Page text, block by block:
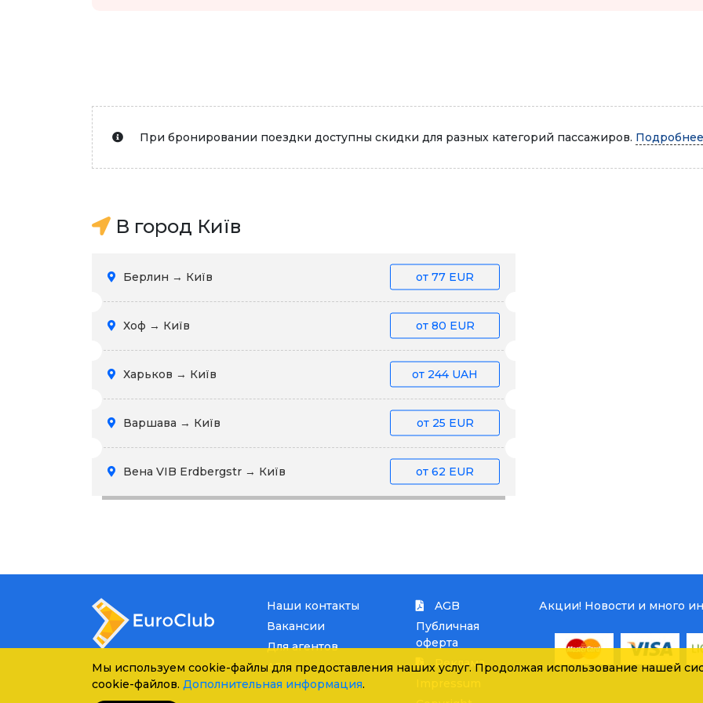
При бронировании поездки доступны скидки для разных категорий пассажиров.
В город Київ
Берлин → Київ от 77 EUR
Хоф → Київ от 80 EUR
Харьков → Київ от 244 UAH
Варшава → Київ от 25 EUR
Вена VIB Erdbergstr → Київ от 62 EUR
Наши контакты
Вакансии
Для агентов
API
AGB
Публичная
оферта
Реклама
Акции! Новости и много
Мы используем cookie-файлы для предоставления наших услуг. Продолжая использование нашей
cookie-файлов. Дополнительная информация.